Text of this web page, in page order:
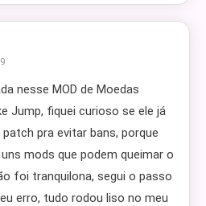
nesse MOD de Moedas
Jump, fiquei curioso se ele já
pra evitar bans, porque
mods que podem queimar o
foi tranquilona, segui o passo
erro, tudo rodou liso no meu